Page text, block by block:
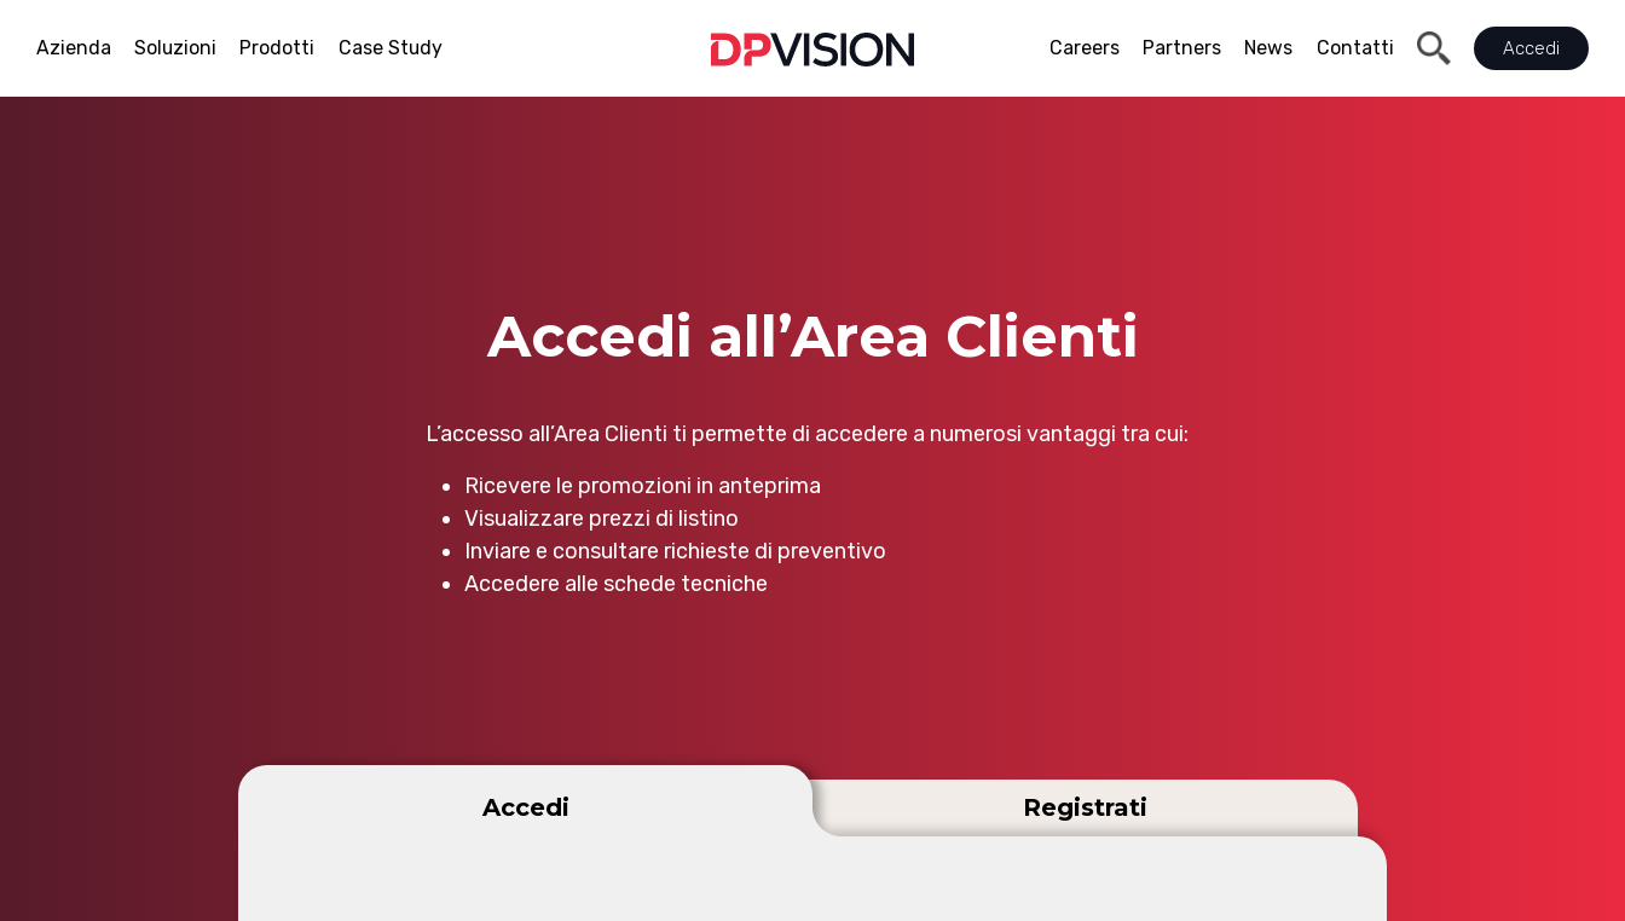
Azienda Soluzioni Prodotti Case Study Careers Partners News Contatti Accedi
Accedi all’Area Clienti
L’accesso all’Area Clienti ti permette di accedere a numerosi vantaggi tra cui:
Ricevere le promozioni in anteprima
Visualizzare prezzi di listino
Inviare e consultare richieste di preventivo
Accedere alle schede tecniche
Accedi Registrati